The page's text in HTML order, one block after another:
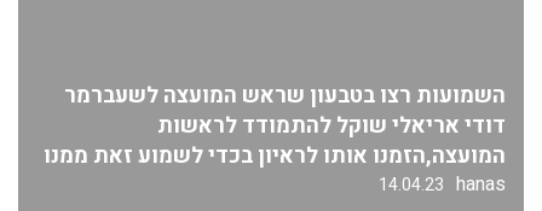
השמועות רצו בטבעון שראש המועצה לשעברמר
דודי אריאלי שוקל להתמודד לראשות
המועצה,הזמנו אותו לראיון בכדי לשמוע זאת ממנו
hanas
14.04.23